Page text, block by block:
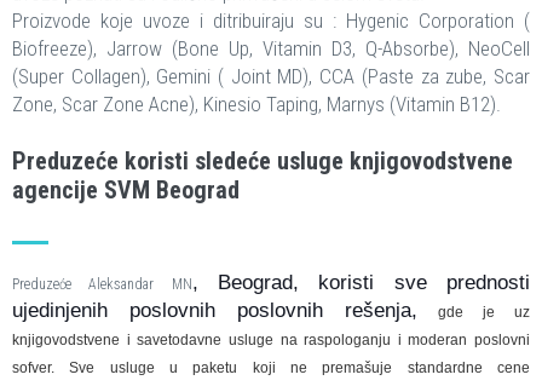
Proizvode koje uvoze i ditribuiraju su : Hygenic Corporation (
Biofreeze), Jarrow (Bone Up, Vitamin D3, Q-Absorbe), NeoCell
(Super Collagen), Gemini ( Joint MD), CCA (Paste za zube, Scar
Zone, Scar Zone Acne), Kinesio Taping, Marnys (Vitamin B12).
Preduzeće koristi sledeće usluge knjigovodstvene
agencije SVM Beograd
Preduzeće Aleksandar MN , Beograd, koristi sve prednosti
ujedinjenih poslovnih poslovnih rešenja,gde je uz
knjigovodstvene i savetodavne usluge na raspologanju i moderan poslovni
sofver. Sve usluge u paketu koji ne premašuje standardne cene